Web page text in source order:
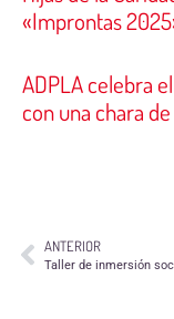
«Improntas
ADPLA celebra
con una chara
ANTERIOR